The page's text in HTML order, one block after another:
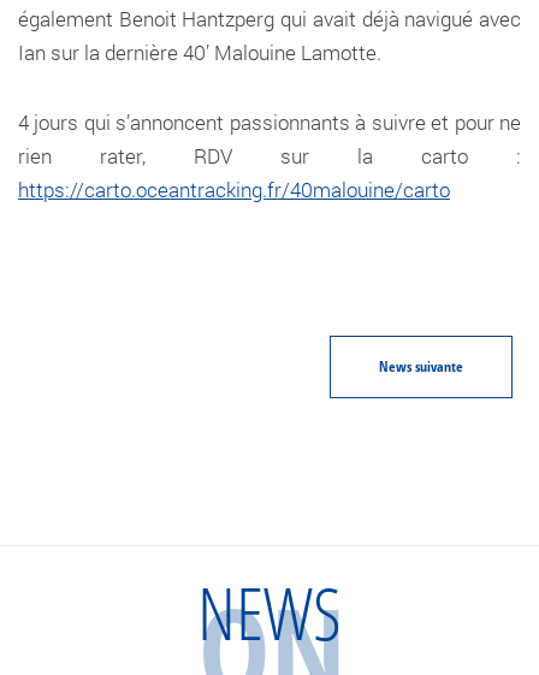
également Benoit Hantzperg qui avait déjà navigué avec
Ian sur la dernière 40’ Malouine Lamotte.
4 jours qui s’annoncent passionnants à suivre et pour ne
rien rater, RDV sur la carto :
https://carto.oceantracking.fr/40malouine/carto
Newssuivante
NEWS